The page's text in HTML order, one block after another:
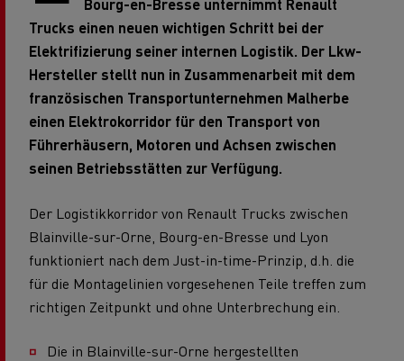
Bourg-en-Bresse unternimmt Renault
Trucks einen neuen wichtigen Schritt bei der
Elektrifizierung seiner internen Logistik. Der Lkw-
Hersteller stellt nun in Zusammenarbeit mit dem
französischen Transportunternehmen Malherbe
einen Elektrokorridor für den Transport von
Führerhäusern, Motoren und Achsen zwischen
seinen Betriebsstätten zur Verfügung.
Der Logistikkorridor von Renault Trucks zwischen
Blainville-sur-Orne, Bourg-en-Bresse und Lyon
funktioniert nach dem Just-in-time-Prinzip, d.h. die
für die Montagelinien vorgesehenen Teile treffen zum
richtigen Zeitpunkt und ohne Unterbrechung ein.
Die in Blainville-sur-Orne hergestellten